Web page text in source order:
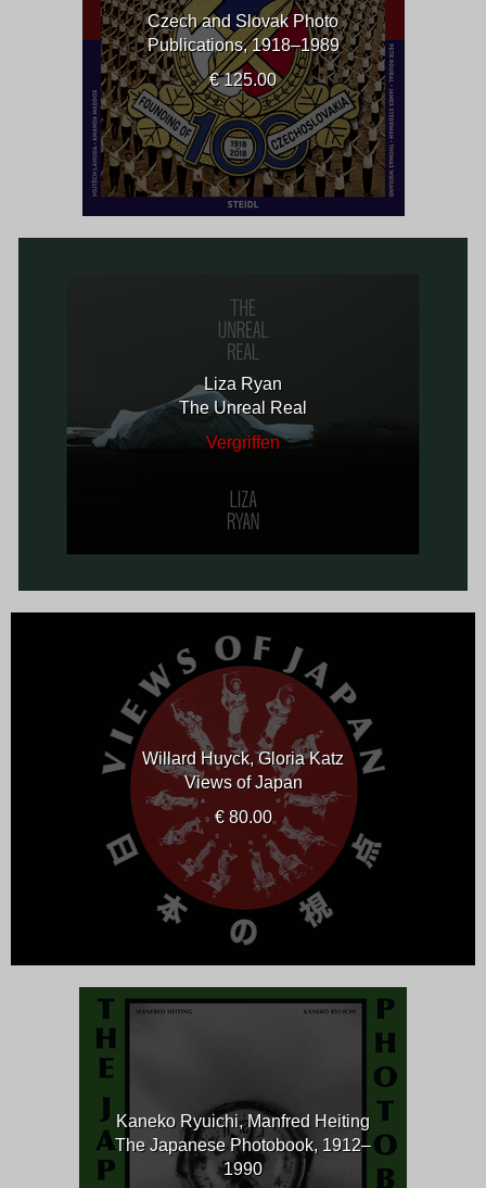
Czech and Slovak Photo
Publications, 1918–1989
€ 125.00
Liza Ryan
The Unreal Real
Vergriffen
Willard Huyck, Gloria Katz
Views of Japan
€ 80.00
Kaneko Ryuichi, Manfred Heiting
The Japanese Photobook, 1912–
1990